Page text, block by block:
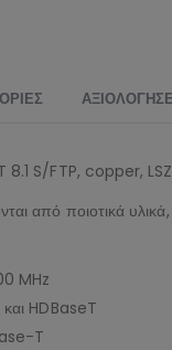
8.1 S/FTP, copper,
από ποιοτικά
MHz
HDBaseT
T